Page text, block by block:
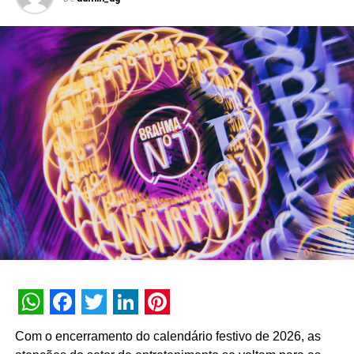
fazer parte dessa escolha.”, comenta Marina Ruy
Barbosa, embaixadora da Shark Beauty Brasil.
Toda a comunicação reforça o posicionamento de Shark
Beauty como digital first e referência em inovação na
categoria de hair beauty tools no Brasil. A estratégia parte
de um olhar atento à comunidade digital já antenada com
a marca, composta por consumidoras exigentes,
conectadas e que buscam soluções de beleza práticas,
sem abrir mão de identidade e estilo.
Com foco no ambiente digital, o lançamento contempla
uma colaboração no feed da marca e da Marina e com
alguns assets em vídeo, teasers e contagem regressiva
influenciadores – como Kadu Dantas, Bruna Biancardi e
Pétala Barreiros – que integram o squad oficial da marca.
versatilidade, praticidade e performance, pilares da marca
WhatsApp
Facebook
Twitter
LinkedIn
Pinterest
Com o encerramento do calendário festivo de 2026, as